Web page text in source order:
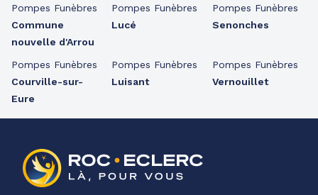
Pompes Funèbres
Commune
nouvelle d'Arrou
Pompes Funèbres
Courville-sur-
Eure
Pompes Funèbres
Lucé
Pompes Funèbres
Luisant
Pompes Funèbres
Senonches
Pompes Funèbres
Vernouillet